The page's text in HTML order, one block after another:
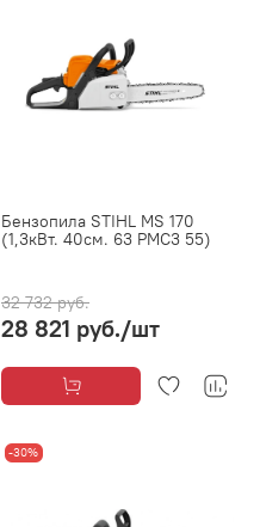
Бензопила STIHL MS 170
(1,3кВт. 40см. 63 PMC3 55)
32 732 руб.
28 821 руб./шт
-30%